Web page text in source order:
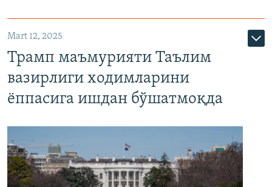
Mart 12, 2025
Трамп маъмурияти Таълим
вазирлиги ходимларини
ёппасига ишдан бўшатмоқда